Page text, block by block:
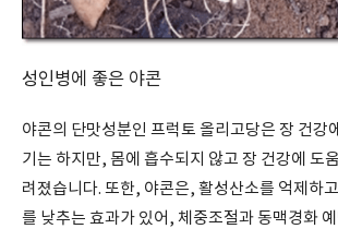
성인병에 좋은 야콘
야콘의 단맛성분인 프럭토 올리고당은 장 건강
기는 하지만, 몸에 흡수되지 않고 장 건강에 도
려졌습니다. 또한, 야콘은, 활성산소를 억제하
를 낮추는 효과가 있어, 체중조절과 동맥경화